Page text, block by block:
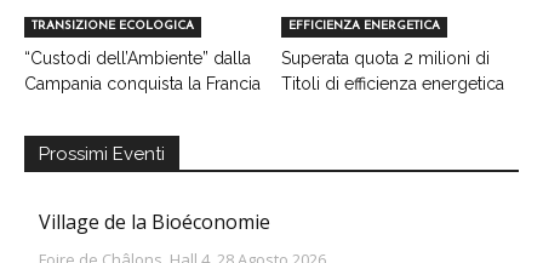
TRANSIZIONE ECOLOGICA
“Custodi dell’Ambiente” dalla
Campania conquista la Francia
EFFICIENZA ENERGETICA
Superata quota 2 milioni di
Titoli di efficienza energetica
Prossimi Eventi
Village de la Bioéconomie